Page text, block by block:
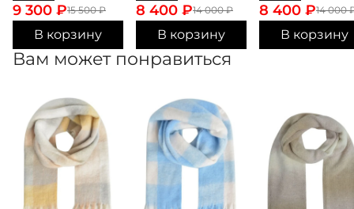
15 500₽
9 300 ₽
В корзину
14 000₽
8 400 ₽
В корзину
14 000
8 400 ₽
В корзину
Вам может понравиться